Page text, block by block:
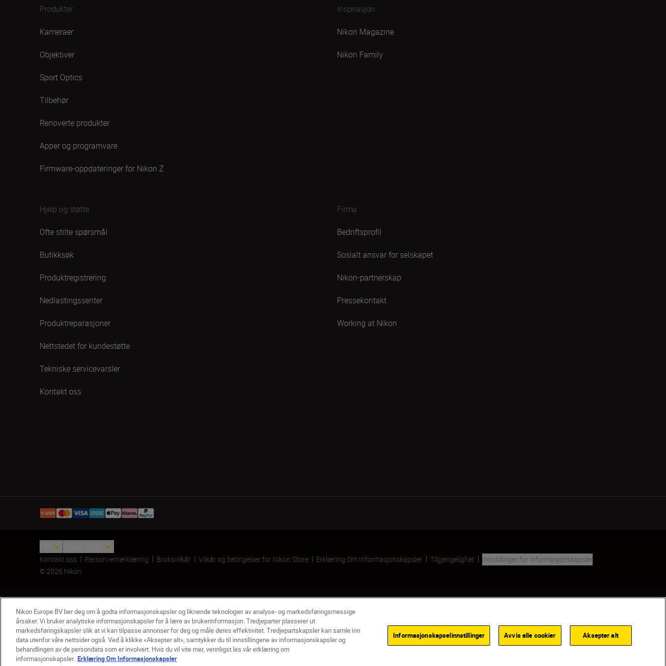
Adaptersett for Z 6 + FTZ Refurbished - Fornyet
kr 18 099,00
Produkter
Kameraer
Objektiver
Sport Optics
Tilbehør
Renoverte produkter
Apper og programvare
Firmware-oppdateringer for Nikon Z
Inspirasjon
Nikon Magazine
Nikon Family
Hjelp og støtte
Ofte stilte spørsmål
Butikksøk
Produktregistrering
Nedlastingssenter
Produktreparasjoner
Nettstedet for kundestøtte
Tekniske servicevarsler
Kontakt oss
Firma
Bedriftsprofil
Sosialt ansvar for selskapet
Nikon-partnerskap
Pressekontakt
Working at Nikon
Kontakt oss Personvernerklæring Bruksvilkår Vilkår og betingelser for Nikon Store Erklæring Om Informasjonskapsler Tilgjengelighet
Innstillinger for informasjonskapsler
© 2026 Nikon
Nikon Europe BV ber deg om å godta informasjonskapsler og liknende teknologier av analyse- og markedsføringsmessige
årsaker. Vi bruker analytiske informasjonskapsler for å lære av brukerinformasjon. Tredjeparter plasserer ut
markedsføringskapsler slik at vi kan tilpasse annonser for deg og måle deres effektivitet. Tredjepartskapsler kan samle inn
data utenfor våre nettsider også. Ved å klikke «Aksepter alt», samtykker du til innstillingene av informasjonskapsler og
behandlingen av de persondata som er involvert. Hvis du vil vite mer, vennligst les vår erklæring om
informasjonskapsler. Erklæring Om Informasjonskapsler
Informasjonskapselinnstillinger Avvis alle cookier Aksepter alt